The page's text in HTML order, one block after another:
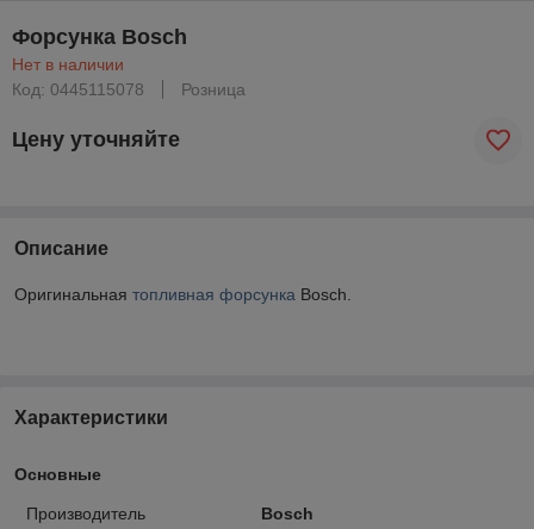
Форсунка Bosch
Нет в наличии
Код: 0445115078
Розница
Цену уточняйте
Описание
Оригинальная топливная форсунка Bosch.
Характеристики
Основные
Производитель
Bosch